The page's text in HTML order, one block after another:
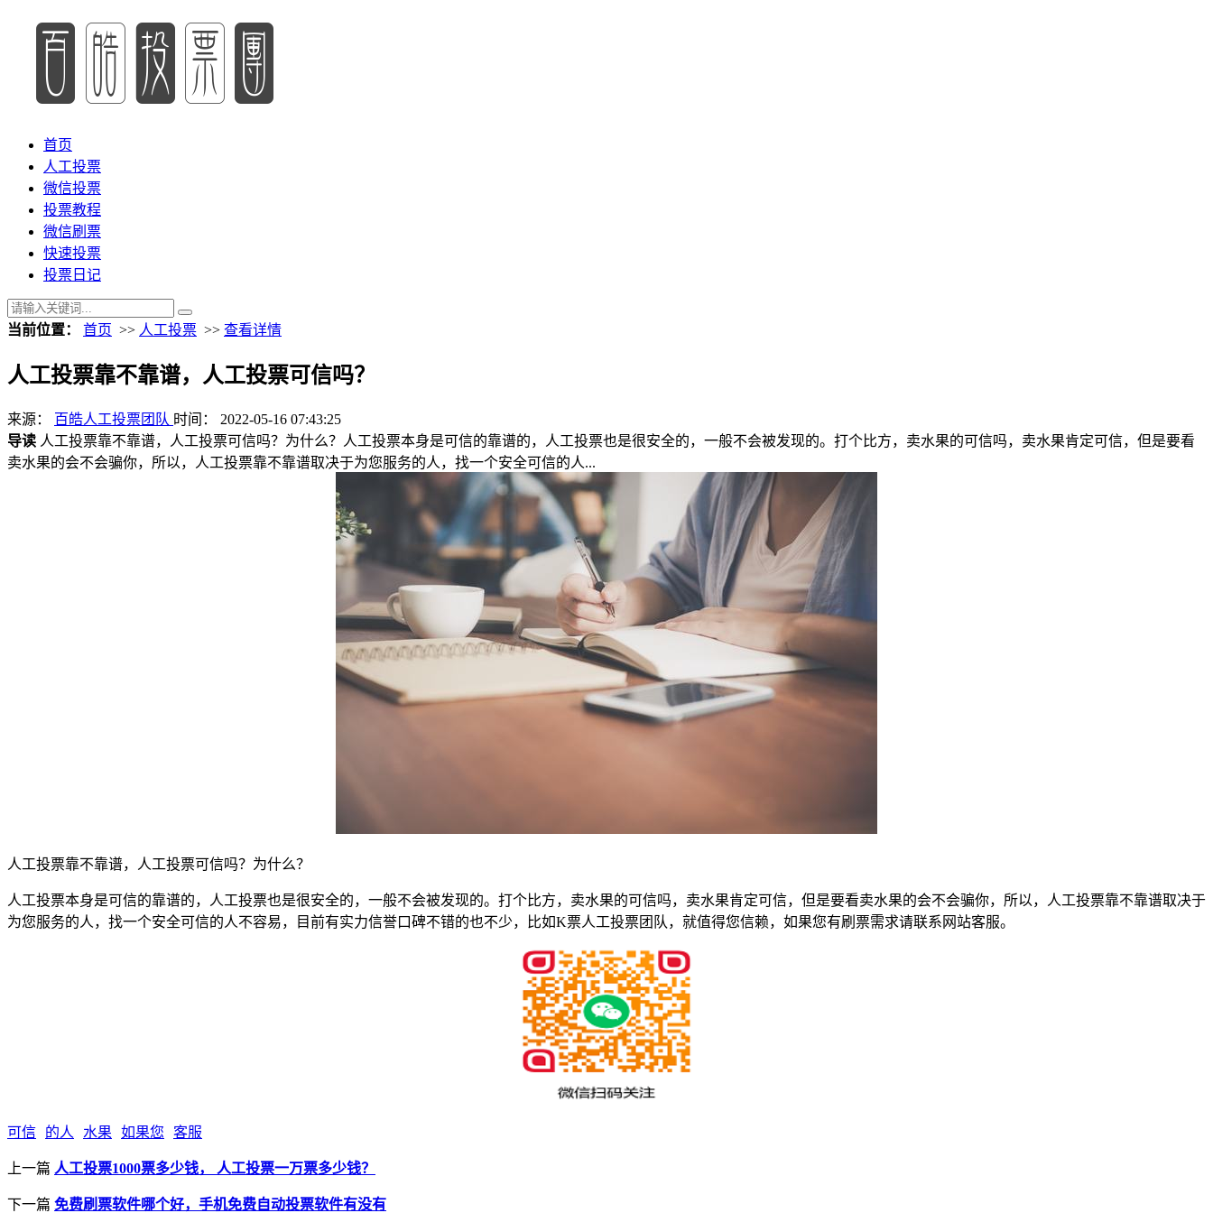
首页
人工投票
微信投票
投票教程
微信刷票
快速投票
投票日记
当前位置： 首页 >> 人工投票 >> 查看详情
人工投票靠不靠谱，人工投票可信吗？
来源： 百皓人工投票团队 时间： 2022-05-16 07:43:25
导读 人工投票靠不靠谱，人工投票可信吗？为什么？人工投票本身是可信的靠谱的，人工投票也是很安全的，一般不会被发现的。打个比方，卖水果的可信吗，卖水果肯定可信，但是要看
卖水果的会不会骗你，所以，人工投票靠不靠谱取决于为您服务的人，找一个安全可信的人...
人工投票靠不靠谱，人工投票可信吗？为什么？
人工投票本身是可信的靠谱的，人工投票也是很安全的，一般不会被发现的。打个比方，卖水果的可信吗，卖水果肯定可信，但是要看卖水果的会不会骗你，所以，人工投票靠不靠谱取决于
为您服务的人，找一个安全可信的人不容易，目前有实力信誉口碑不错的也不少，比如K票人工投票团队，就值得您信赖，如果您有刷票需求请联系网站客服。
可信 的人 水果 如果您 客服
上一篇 人工投票1000票多少钱， 人工投票一万票多少钱？
下一篇 免费刷票软件哪个好，手机免费自动投票软件有没有